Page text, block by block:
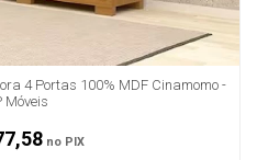
4 Portas 100% MDF Cinamomo -
Móveis
no PIX